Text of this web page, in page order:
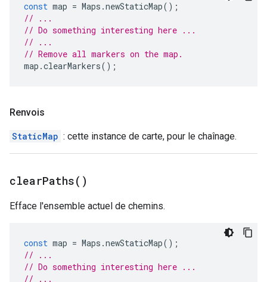
const map = Maps .newStaticMap();
// ...
// Do something interesting here ...
// ...
// Remove all markers on the map.
map .clearMarkers();
Renvois
StaticMap : cette instance de carte, pour le chaînage.
clearPaths( )
Efface l'ensemble actuel de chemins.
const map = Maps .newStaticMap();
// ...
// Do something interesting here ...
// ...